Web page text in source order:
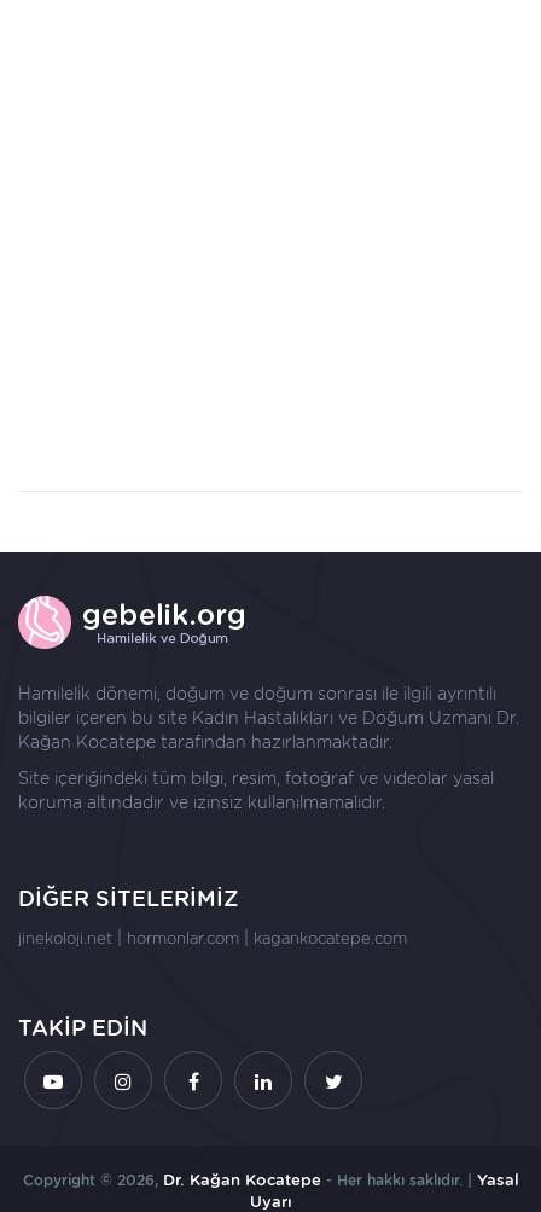
Hamilelik dönemi, doğum ve doğum sonrası ile ilgili ayrıntılı
bilgiler içeren bu site Kadın Hastalıkları ve Doğum Uzmanı Dr.
Kağan Kocatepe tarafından hazırlanmaktadır.
Site içeriğindeki tüm bilgi, resim, fotoğraf ve videolar yasal
koruma altındadır ve izinsiz kullanılmamalıdır.
DİĞER SİTELERİMİZ
jinekoloji.net hormonlar.com kagankocatepe.com
TAKİP EDİN
Copyright © 2026, Dr. Kağan Kocatepe- Her hakkı saklıdır. | Yasal
Uyarı